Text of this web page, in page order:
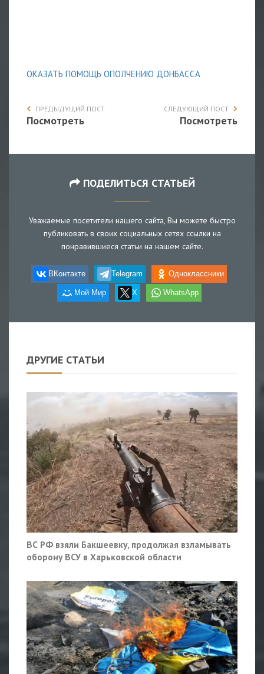
ОКАЗАТЬ ПОМОЩЬ ОПОЛЧЕНИЮ ДОНБАССА
ПРЕДЫДУЩИЙ ПОСТ
Посмотреть
СЛЕДУЮЩИЙ ПОСТ
Посмотреть
ПОДЕЛИТЬСЯ СТАТЬЕЙ
Уважаемые посетители нашего сайта, Вы можете быстро
публиковать в своих социальных сетях ссылки на
понравившиеся статьи на нашем сайте.
ВКонтакте Telegram Одноклассники
Мой Мир X WhatsApp
ДРУГИЕ СТАТЬИ
ВС РФ взяли Бакшеевку, продолжая взламывать
оборону ВСУ в Харьковской области